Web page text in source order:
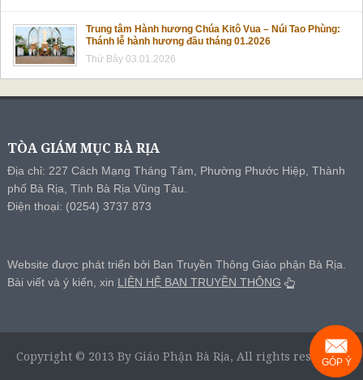
Trung tâm Hành hương Chúa Kitô Vua – Núi Tao Phùng:
Thánh lễ hành hương đầu tháng 01.2026
Thứ Bảy 03.01.2026
TÒA GIÁM MỤC BÀ RỊA
Địa chỉ: 227 Cách Mạng Tháng Tám, Phường Phước Hiệp, Thành
phố Bà Rịa, Tỉnh Bà Rịa Vũng Tàu.
Điện thoại: (0254) 3737 873
Website được phát triển bởi Ban Truyền Thông Giáo phận Bà Rịa.
Bài viết và ý kiến, xin LIÊN HỆ BAN TRUYỀN THÔNG
Copyright © 2013 By Giáo Phận Bà Rịa, All rights reserved.
GÓP Ý